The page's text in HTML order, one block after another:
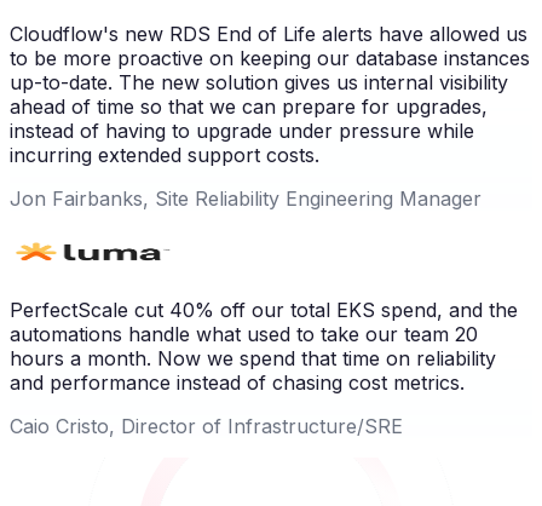
Cloudflow's new RDS End of Life alerts have allowed us
to be more proactive on keeping our database instances
up-to-date. The new solution gives us internal visibility
ahead of time so that we can prepare for upgrades,
instead of having to upgrade under pressure while
incurring extended support costs.
Jon Fairbanks, Site Reliability Engineering Manager
PerfectScale cut 40% off our total EKS spend, and the
automations handle what used to take our team 20
hours a month. Now we spend that time on reliability
and performance instead of chasing cost metrics.
Caio Cristo, Director of Infrastructure/SRE